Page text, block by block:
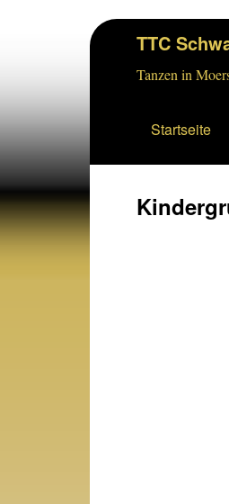
TTC
Tanzen in
Startseite